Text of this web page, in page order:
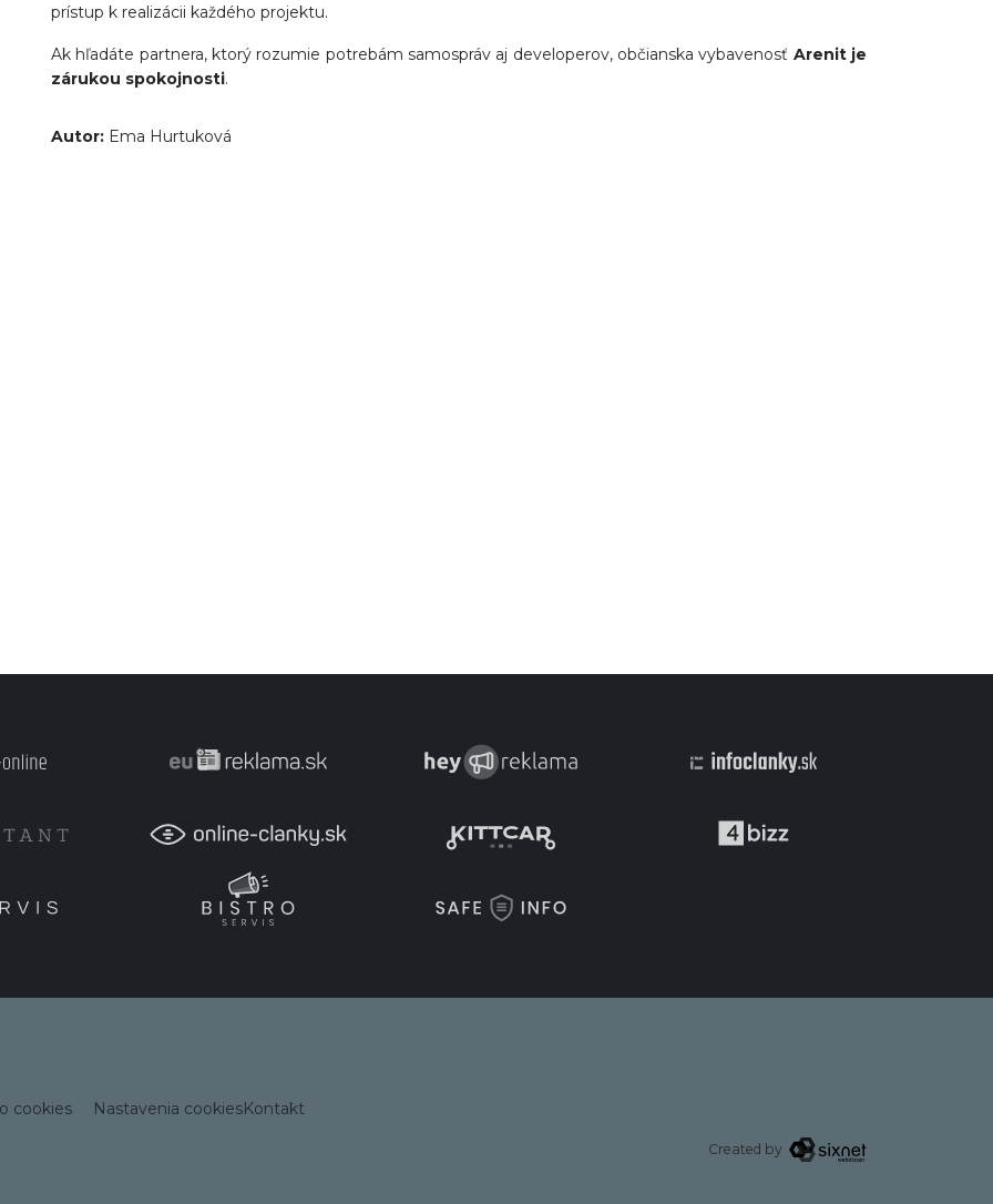
prístup k realizácii každého projektu.
Ak hľadáte partnera, ktorý rozumie potrebám samospráv aj developerov, občianska vybavenosť Arenit je
zárukou spokojnosti.
Autor: Ema Hurtuková
cookies Nastavenia cookiesKontakt
Created by